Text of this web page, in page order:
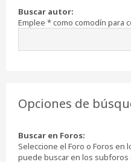
Buscar autor:
Emplee * como comodín para
Opciones de
Buscar en Foros:
Seleccione el Foro o Foros en
puede buscar en los subforos